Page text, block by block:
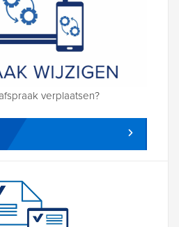
verplaatsen?